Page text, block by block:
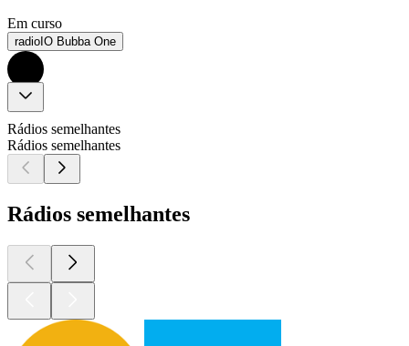
Em curso
radioIO Bubba One
Rádios semelhantes
Rádios semelhantes
Rádios semelhantes